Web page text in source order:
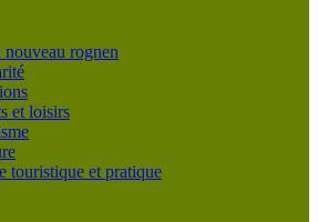
nouveau rognen
et loisirs
touristique et pratique